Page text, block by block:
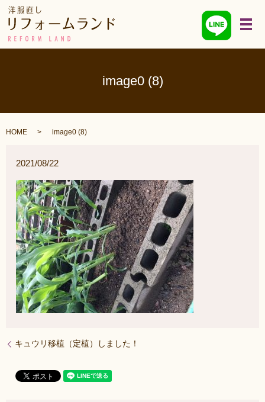
メ
image0 (8)
HOME image0 (8)
2021/08/22
キュウリ移植（定植）しました！